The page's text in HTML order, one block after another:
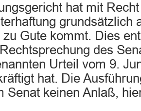
hat mit
grundsätzlich
zu Gute kommt. Dies
des
Urteil vom 9.
hat. Die
Senat keinen Anlaß,